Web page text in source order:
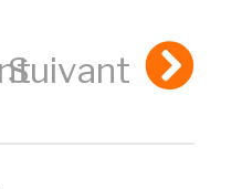
Suivant